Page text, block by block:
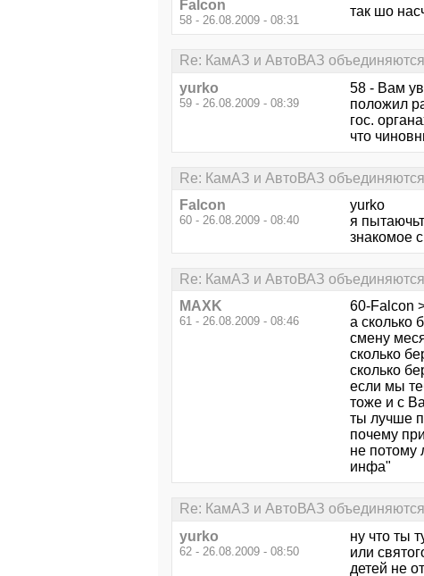
Falcon
58 - 26.08.2009 - 08:31
так шо
Re: КамАЗ и АвтоВАЗ
yurko
59 - 26.08.2009 - 08:39
58 - Вам
положил
гос.
что
Re: КамАЗ и АвтоВАЗ
Falcon
60 - 26.08.2009 - 08:40
yurko
я
знакомое
Re: КамАЗ и АвтоВАЗ
MAXK
61 - 26.08.2009 - 08:46
60-Falcon
а сколько
смену
сколько
сколько
если мы
тоже и с
ты лучше
почему
не потому
инфа"
Re: КамАЗ и АвтоВАЗ
yurko
62 - 26.08.2009 - 08:50
ну что ты
или
детей не